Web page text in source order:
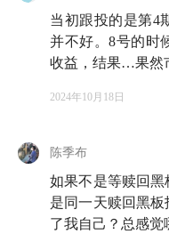
当初跟投的是第4
并不好。8号的时
收益，结果…果然
2024年10月18日
陈季布
如果不是等赎回
是同一天赎回黑
了我自己？总感觉